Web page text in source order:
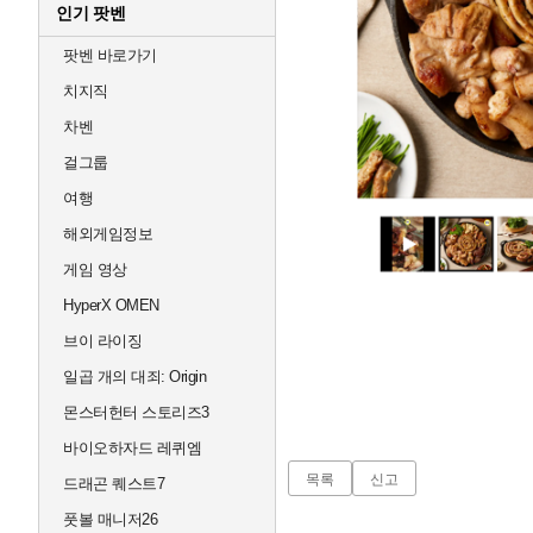
인기 팟벤
팟벤 바로가기
치지직
차벤
걸그룹
여행
해외게임정보
게임 영상
HyperX OMEN
브이 라이징
일곱 개의 대죄: Origin
몬스터헌터 스토리즈3
바이오하자드 레퀴엠
드래곤 퀘스트7
풋볼 매니저26
목록 신고